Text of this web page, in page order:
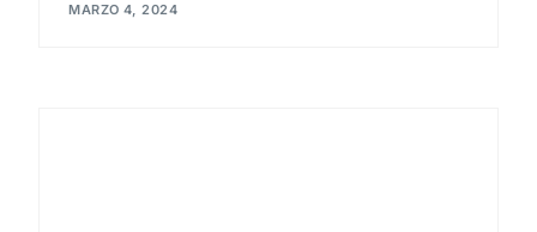
MARZO 4, 2024